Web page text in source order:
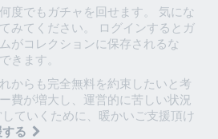
度でもガチャを回せます。 気にな
みてください。 ログインするとガ
がコレクションに保存されるな
きます。
からも完全無料を約束したいと考
費が増大し、運営的に苦しい状況
ていくために、暖かいご支援頂け
る